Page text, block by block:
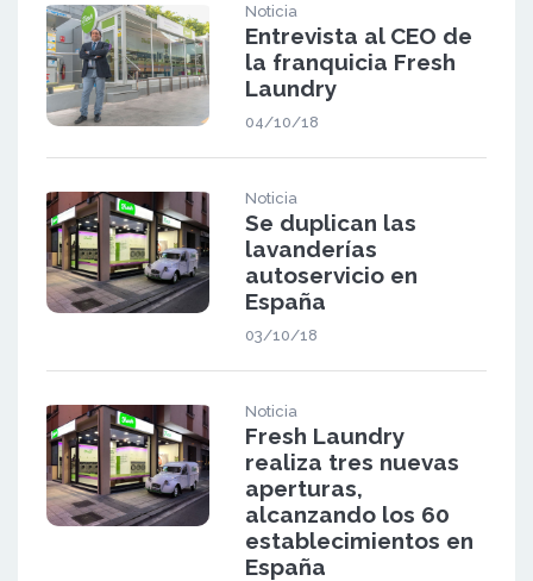
Noticia
Entrevista al CEO de
la franquicia Fresh
Laundry
04/10/18
Noticia
Se duplican las
lavanderías
autoservicio en
España
03/10/18
Noticia
Fresh Laundry
realiza tres nuevas
aperturas,
alcanzando los 60
establecimientos en
España